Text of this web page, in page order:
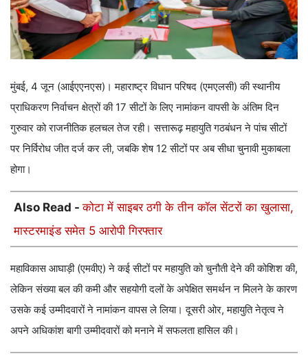
मुंबई, 4 जून (आईएएनएस)। महाराष्ट्र विधान परिषद (एमएलसी) की स्थानीय
प्राधिकरण निर्वाचन क्षेत्रों की 17 सीटों के लिए नामांकन वापसी के अंतिम दिन
गुरुवार को राजनीतिक हलचल तेज रही। सत्तारूढ़ महायुति गठबंधन ने पांच सीटों
पर निर्विरोध जीत दर्ज कर ली, जबकि शेष 12 सीटों पर अब सीधा चुनावी मुकाबला
होगा।
Also Read -कोटा में साइबर ठगी के तीन कॉल सेंटरों का खुलासा,
मास्टरमाइंड समेत 5 आरोपी गिरफ्तार
महाविकास आघाड़ी (एमवीए) ने कई सीटों पर महायुति को चुनौती देने की कोशिश की,
लेकिन संख्या बल की कमी और सहयोगी दलों के अपेक्षित समर्थन न मिलने के कारण
उसके कई उम्मीदवारों ने नामांकन वापस ले लिया। दूसरी ओर, महायुति नेतृत्व ने
अपने अधिकांश बागी उम्मीदवारों को मनाने में सफलता हासिल की।